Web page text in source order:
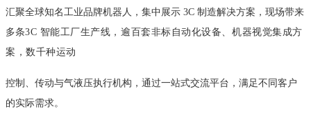
汇聚全球知名工业品牌机器人，集中展示 3C 制造解决方案，现场带来
多条3C 智能工厂生产线，逾百套非标自动化设备、机器视觉集成方
案，数千种运动
控制、传动与气液压执行机构，通过一站式交流平台，满足不同客户
的实际需求。